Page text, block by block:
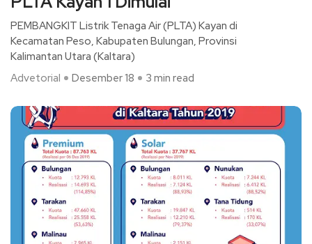
PEMBANGKIT Listrik Tenaga Air (PLTA) Kayan di
Kecamatan Peso, Kabupaten Bulungan, Provinsi
Kalimantan Utara (Kaltara)
Advetorial
Desember 18 3 min read